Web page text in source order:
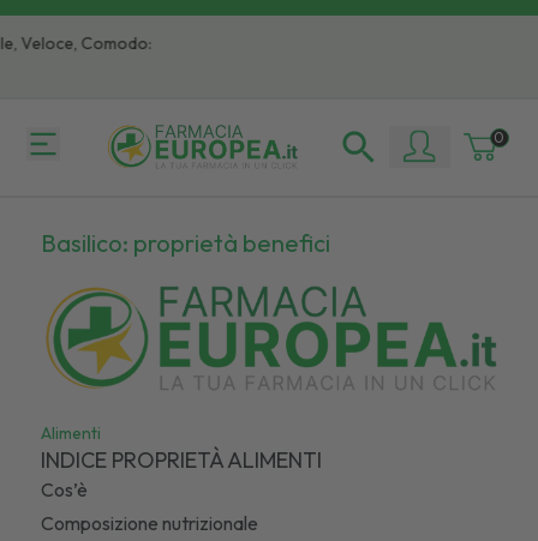
Comodo:
0
Basilico: proprietà benefici
Alimenti
INDICE PROPRIETÀ ALIMENTI
Cos’è
Composizione nutrizionale